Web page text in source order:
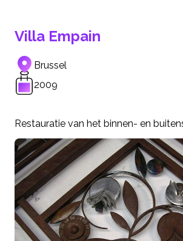
Villa Empain
Brussel
2009
Restauratie van het binnen- en